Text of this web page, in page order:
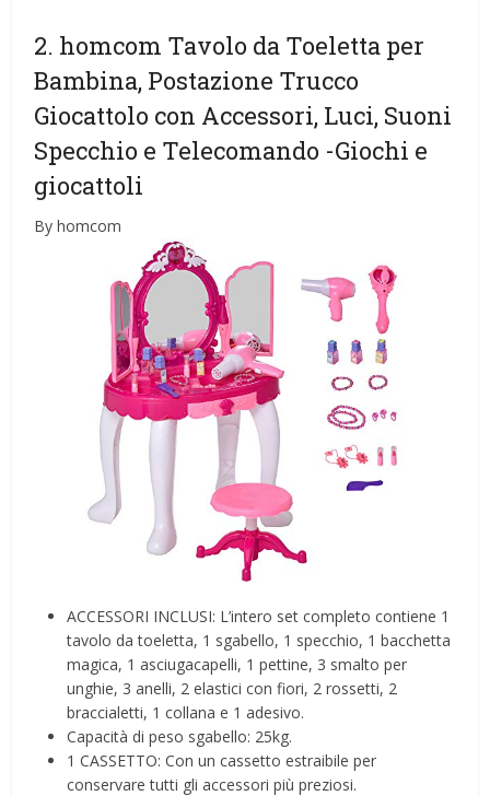
2. homcom Tavolo da Toeletta per
Bambina, Postazione Trucco
Giocattolo con Accessori, Luci, Suoni
Specchio e Telecomando -Giochi e
giocattoli
By homcom
ACCESSORI INCLUSI: L’intero set completo contiene 1
tavolo da toeletta, 1 sgabello, 1 specchio, 1 bacchetta
magica, 1 asciugacapelli, 1 pettine, 3 smalto per
unghie, 3 anelli, 2 elastici con fiori, 2 rossetti, 2
braccialetti, 1 collana e 1 adesivo.
Capacità di peso sgabello: 25kg.
1 CASSETTO: Con un cassetto estraibile per
conservare tutti gli accessori più preziosi.